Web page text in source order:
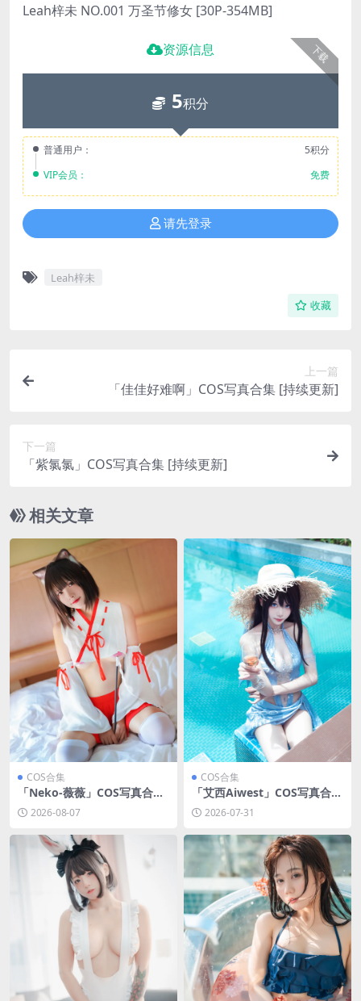
Leah梓未 NO.001 万圣节修女 [30P-354MB]
下载
资源信息
5积分
普通用户：
5积分
VIP会员：
免费
请先登录
Leah梓未
收藏
上一篇
「佳佳好难啊」COS写真合集 [持续更新]
下一篇
「紫氯氯」COS写真合集 [持续更新]
相关文章
COS合集
「Neko-薇薇」COS写真合集
[持续更新]
2026-08-07
COS合集
「艾西Aiwest」COS写真合集
[持续更新]
2026-07-31